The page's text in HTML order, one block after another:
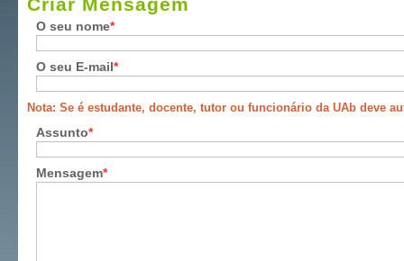
Criar Mensagem
O seu nome
O seu E-mail
Nota: Se é estudante, docente, tutor ou funcionário da UAb deve
Assunto
Mensagem